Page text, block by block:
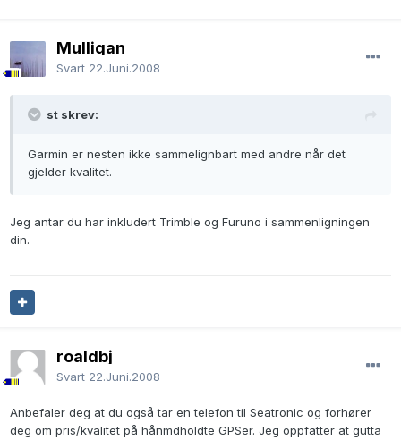
Mulligan
Svart 22.Juni.2008
st skrev:
Garmin er nesten ikke sammelignbart med andre når det
gjelder kvalitet.
Jeg antar du har inkludert Trimble og Furuno i sammenligningen
din.
roaldbj
Svart 22.Juni.2008
Anbefaler deg at du også tar en telefon til Seatronic og forhører
deg om pris/kvalitet på hånmdholdte GPSer. Jeg oppfatter at gutta